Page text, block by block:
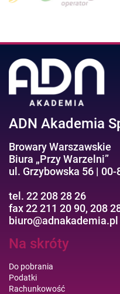
ADN Akademia
Browary Warszawskie
Biura „Przy Warzelni”
ul. Grzybowska 56 |
tel. 22 208 28 26
fax 22 211 20 90, 208
biuro@adnakademia.pl
Na skróty
Do pobrania
Podatki
Rachunkowość